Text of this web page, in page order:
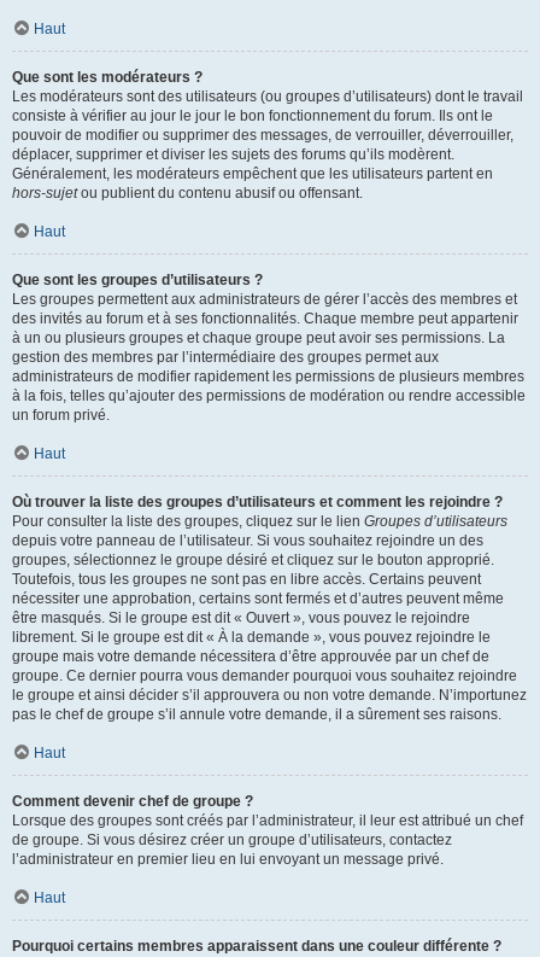
Haut
Que sont les modérateurs ?
Les modérateurs sont des utilisateurs (ou groupes d’utilisateurs) dont le travail
consiste à vérifier au jour le jour le bon fonctionnement du forum. Ils ont le
pouvoir de modifier ou supprimer des messages, de verrouiller, déverrouiller,
déplacer, supprimer et diviser les sujets des forums qu’ils modèrent.
Généralement, les modérateurs empêchent que les utilisateurs partent en
hors-sujetou publient du contenu abusif ou offensant.
Haut
Que sont les groupes d’utilisateurs ?
Les groupes permettent aux administrateurs de gérer l’accès des membres et
des invités au forum et à ses fonctionnalités. Chaque membre peut appartenir
à un ou plusieurs groupes et chaque groupe peut avoir ses permissions. La
gestion des membres par l’intermédiaire des groupes permet aux
administrateurs de modifier rapidement les permissions de plusieurs membres
à la fois, telles qu’ajouter des permissions de modération ou rendre accessible
un forum privé.
Haut
Où trouver la liste des groupes d’utilisateurs et comment les rejoindre ?
Pour consulter la liste des groupes, cliquez sur le lien Groupes d’utilisateurs
depuis votre panneau de l’utilisateur. Si vous souhaitez rejoindre un des
groupes, sélectionnez le groupe désiré et cliquez sur le bouton approprié.
Toutefois, tous les groupes ne sont pas en libre accès. Certains peuvent
nécessiter une approbation, certains sont fermés et d’autres peuvent même
être masqués. Si le groupe est dit « Ouvert », vous pouvez le rejoindre
librement. Si le groupe est dit « À la demande », vous pouvez rejoindre le
groupe mais votre demande nécessitera d’être approuvée par un chef de
groupe. Ce dernier pourra vous demander pourquoi vous souhaitez rejoindre
le groupe et ainsi décider s’il approuvera ou non votre demande. N’importunez
pas le chef de groupe s’il annule votre demande, il a sûrement ses raisons.
Haut
Comment devenir chef de groupe ?
Lorsque des groupes sont créés par l’administrateur, il leur est attribué un chef
de groupe. Si vous désirez créer un groupe d’utilisateurs, contactez
l’administrateur en premier lieu en lui envoyant un message privé.
Haut
Pourquoi certains membres apparaissent dans une couleur différente ?